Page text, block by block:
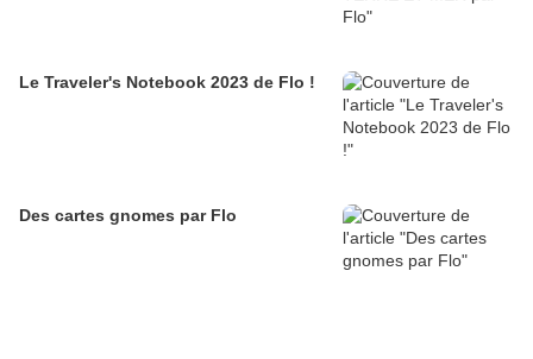
Le Traveler's Notebook 2023 de Flo !
Des cartes gnomes par Flo